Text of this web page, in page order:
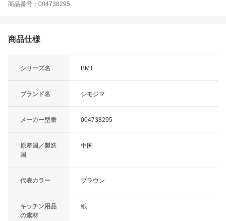
商品番号：004738295
商品仕様
シリーズ名 BMT
ブランド名 シモジマ
メーカー型番 004738295
原産国／製造
国
中国
代表カラー ブラウン
キッチン用品
の素材
紙